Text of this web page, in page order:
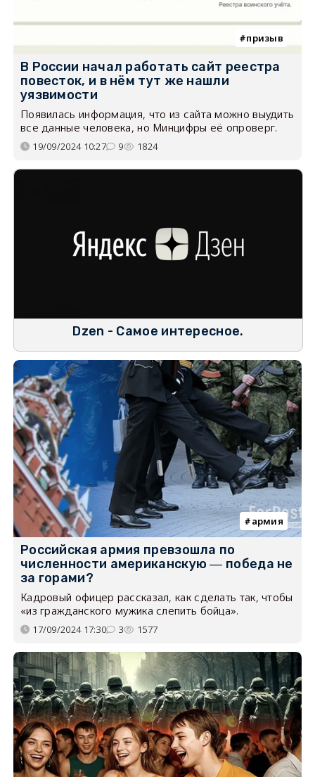
призыв
В России начал работать сайт реестра
повесток, и в нём тут же нашли
уязвимости
Появилась информация, что из сайта можно выудить
все данные человека, но Минцифры её опроверг.
19/09/2024 10:27 9 1824
Dzen - Самое интересное.
армия
Российская армия превзошла по
численности американскую ― победа не
за горами?
Кадровый офицер рассказал, как сделать так, чтобы
«из гражданского мужика слепить бойца».
17/09/2024 17:30 3 1577